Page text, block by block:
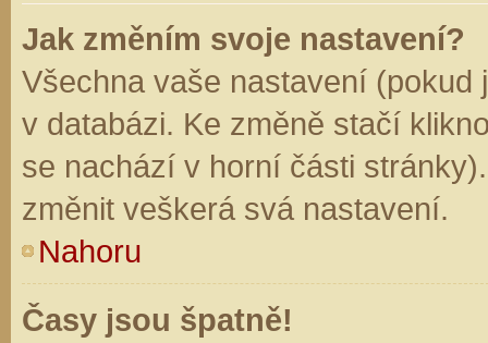
Jak změním svoje nastavení?
Všechna vaše nastavení (pokud
v databázi. Ke změně stačí
se nachází v horní části
změnit veškerá svá nastavení.
Nahoru
Časy jsou špatně!